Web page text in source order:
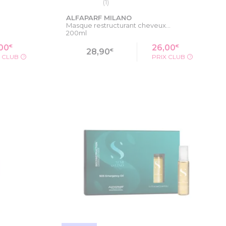
€
CLUB ?
(1)
ALFAPARF MILANO
Masque restructurant cheveux...
200ml
28,90€ 26,00€
PRIX CLUB ?